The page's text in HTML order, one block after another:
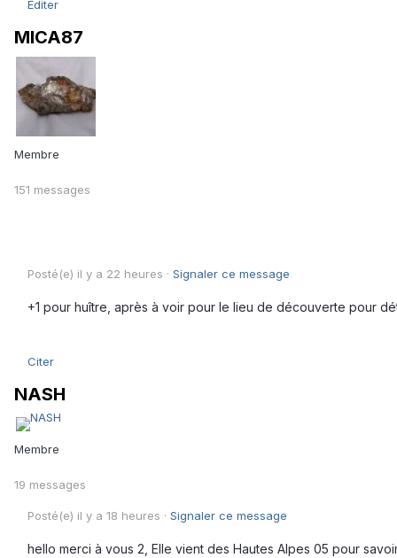
Éditer
MICA87
Membre
151 messages
Posté(e) il y a 22 heures · Signaler ce message
+1 pour huître, après à voir pour le lieu de découverte pour
Citer
NASH
Membre
19 messages
Posté(e) il y a 18 heures · Signaler ce message
hello merci à vous 2, Elle vient des Hautes Alpes 05 pour